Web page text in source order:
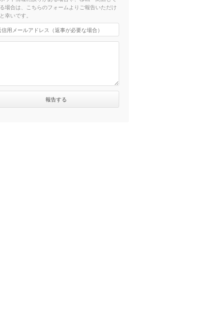
場合は、こちらのフォームよりご報告いただけ
幸いです。